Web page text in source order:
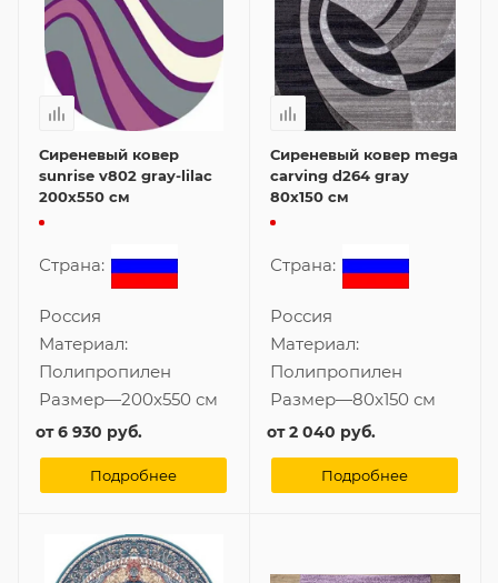
Сиреневый ковер
sunrise v802 gray-lilac
200x550 см
Страна:
Россия
Материал:
Полипропилен
Размер—200x550 см
от6 930 руб.
Подробнее
Сиреневый ковер mega
carving d264 gray
80x150 см
Страна:
Россия
Материал:
Полипропилен
Размер—80x150 см
от2 040 руб.
Подробнее